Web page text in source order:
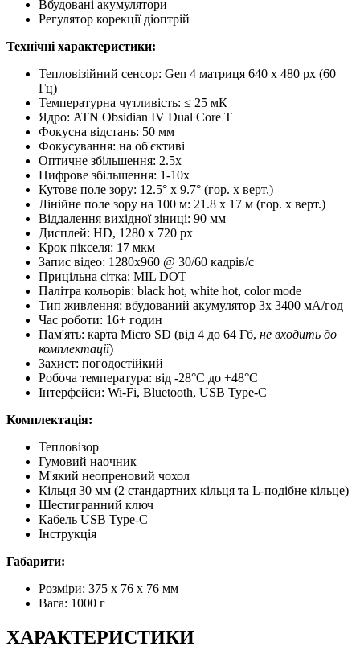
Вбудовані акумулятори
Регулятор корекції діоптрій
Технічні характеристики:
Тепловізійний сенсор: Gen 4 матриця 640 x 480 px (60
Гц)
Температурна чутливість: ≤ 25 мК
Ядро: ATN Obsidian IV Dual Core T
Фокусна відстань: 50 мм
Фокусування: на об'єктиві
Оптичне збільшення: 2.5x
Цифрове збільшення: 1-10x
Кутове поле зору: 12.5° x 9.7° (гор. x верт.)
Лінійне поле зору на 100 м: 21.8 x 17 м (гор. x верт.)
Віддалення вихідної зіниці: 90 мм
Дисплей: HD, 1280 x 720 px
Крок пікселя: 17 мкм
Запис відео: 1280x960 @ 30/60 кадрів/с
Прицільна сітка: MIL DOT
Палітра кольорів: black hot, white hot, color mode
Тип живлення: вбудований акумулятор 3x 3400 мА/год
Час роботи: 16+ годин
Пам'ять: карта Micro SD (від 4 до 64 Гб, не входить до
комплектації)
Захист: погодостійкий
Робоча температура: від -28°C до +48°C
Інтерфейси: Wi-Fi, Bluetooth, USB Type-C
Комплектація:
Тепловізор
Гумовий наочник
М'який неопреновий чохол
Кільця 30 мм (2 стандартних кільця та L-подібне кільце)
Шестигранний ключ
Кабель USB Type-C
Інструкція
Габарити:
Розміри: 375 x 76 x 76 мм
Вага: 1000 г
ХАРАКТЕРИСТИКИ